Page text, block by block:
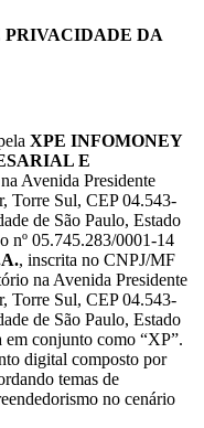
DA
XPE INFOMONEY
E
Avenida Presidente
Torre Sul, CEP 04.543-
de São Paulo, Estado
nº 05.745.283/0001-14
, inscrita no CNPJ/MF
na Avenida Presidente
Torre Sul, CEP 04.543-
de São Paulo, Estado
em conjunto como “XP”.
digital composto por
temas de
no cenário